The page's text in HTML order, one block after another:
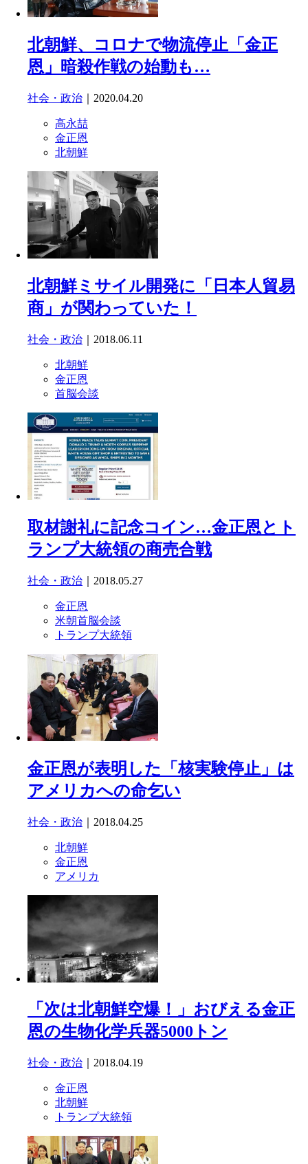
北朝鮮、コロナで物流停止「金正
恩」暗殺作戦の始動も…
社会・政治 ｜2020.04.20
高永喆
金正恩
北朝鮮
北朝鮮ミサイル開発に「日本人貿易
商」が関わっていた！
社会・政治 ｜2018.06.11
北朝鮮
金正恩
首脳会談
取材謝礼に記念コイン…金正恩とト
ランプ大統領の商売合戦
社会・政治 ｜2018.05.27
金正恩
米朝首脳会談
トランプ大統領
金正恩が表明した「核実験停止」は
アメリカへの命乞い
社会・政治 ｜2018.04.25
北朝鮮
金正恩
アメリカ
「次は北朝鮮空爆！」おびえる金正
恩の生物化学兵器5000トン
社会・政治 ｜2018.04.19
金正恩
北朝鮮
トランプ大統領